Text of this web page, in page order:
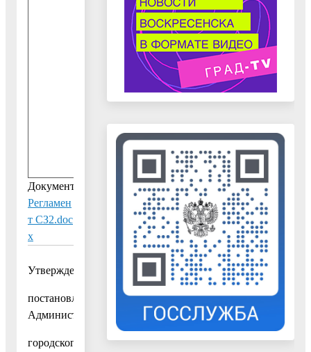
Документ:
Регламен
т СЗ2.doc
x
Утвержден
постановлением
Администрации
городского